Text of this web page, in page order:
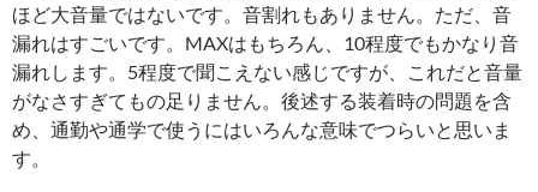
ほど大音量ではないです。音割れもありません。ただ、音
漏れはすごいです。MAXはもちろん、10程度でもかなり音
漏れします。5程度で聞こえない感じですが、これだと音量
がなさすぎてもの足りません。後述する装着時の問題を含
め、通勤や通学で使うにはいろんな意味でつらいと思いま
す。